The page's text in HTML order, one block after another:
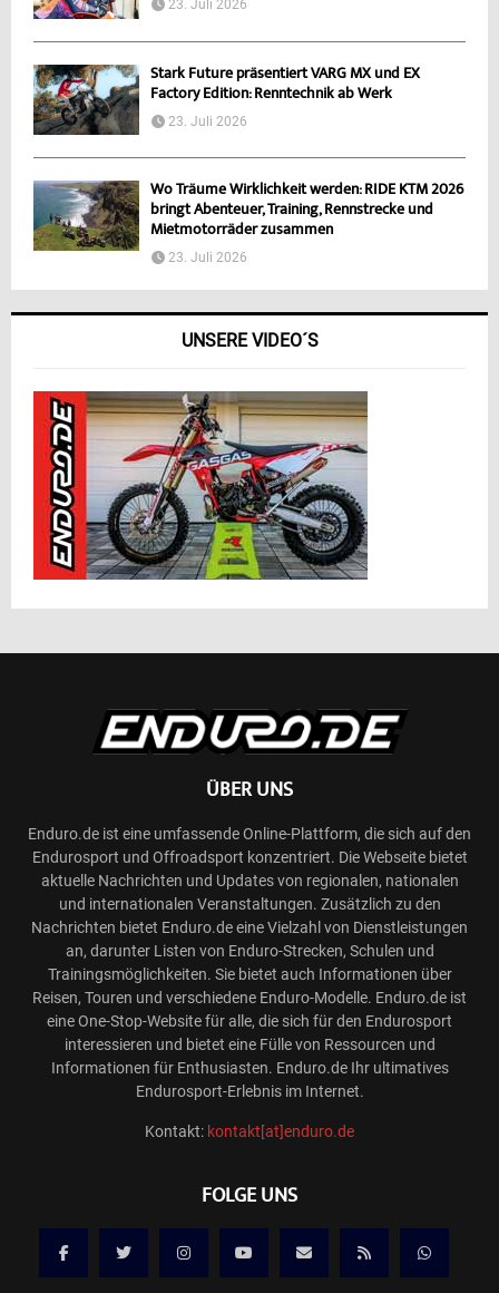
23. Juli 2026
Stark Future präsentiert VARG MX und EX
Factory Edition: Renntechnik ab Werk
23. Juli 2026
Wo Träume Wirklichkeit werden: RIDE KTM 2026
bringt Abenteuer, Training, Rennstrecke und
Mietmotorräder zusammen
23. Juli 2026
UNSERE VIDEO´S
ÜBER UNS
Enduro.de ist eine umfassende Online-Plattform, die sich auf den
Endurosport und Offroadsport konzentriert. Die Webseite bietet
aktuelle Nachrichten und Updates von regionalen, nationalen
und internationalen Veranstaltungen. Zusätzlich zu den
Nachrichten bietet Enduro.de eine Vielzahl von Dienstleistungen
an, darunter Listen von Enduro-Strecken, Schulen und
Trainingsmöglichkeiten. Sie bietet auch Informationen über
Reisen, Touren und verschiedene Enduro-Modelle. Enduro.de ist
eine One-Stop-Website für alle, die sich für den Endurosport
interessieren und bietet eine Fülle von Ressourcen und
Informationen für Enthusiasten. Enduro.de Ihr ultimatives
Endurosport-Erlebnis im Internet.
Kontakt: kontakt[at]enduro.de
FOLGE UNS